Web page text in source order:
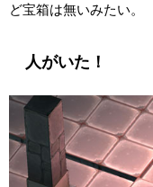
ど宝箱は無いみたい。
人がいた！